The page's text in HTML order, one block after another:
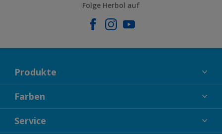
Folge Herbol auf
Produkte
FASSADENFARBEN
INNENFARBEN
LACKE
Farben
KOLLEKTIONEN
FARBTRENDS
Service